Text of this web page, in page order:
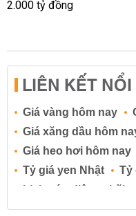
LIÊN KẾT
Giá vàng hôm nay
Giá xăng dầu hôm
Giá heo hơi hôm nay
Tỷ giá yen Nhật
Tỷ
Lịch cúp điện
Lãi
Lãi suất tiết kiệm